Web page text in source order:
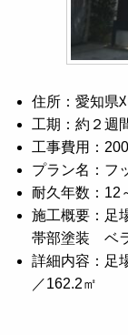
住所：愛知県
工期：約２週
工事費用：
プラン名：フ
耐久年数：12
施工概要：
帯部塗装 ベ
詳細内容：
／162.2㎡